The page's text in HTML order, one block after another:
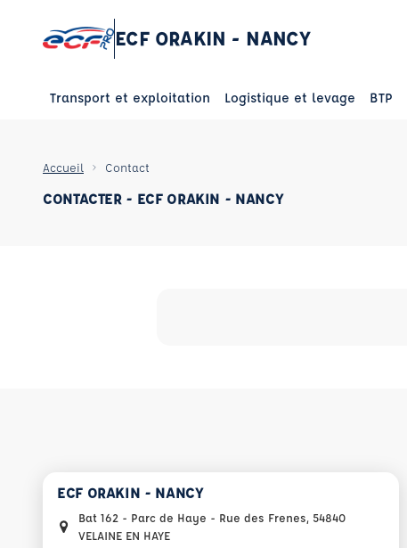
ECF ORAKIN - NANCY
Transport et exploitation Logistique et levage BTP
Accueil Contact
CONTACTER - ECF ORAKIN - NANCY
ECF ORAKIN - NANCY
Bat 162 - Parc de Haye - Rue des Frenes, 54840
VELAINE EN HAYE